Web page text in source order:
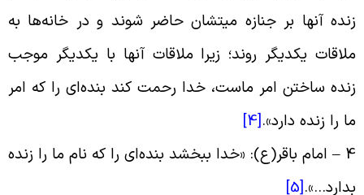
آنها بر جنازه میتشان حاضر شوند و در خانه‌ها به
یکدیگر روند؛ زیرا ملاقات آنها با یکدیگر موجب
ساختن امر ماست، خدا رحمت کند بنده‌اى را که امر
را زنده دارد».
[4]
امام باقر(ع): «خدا ببخشد بنده‌ای را که نام ما را زنده
…».
[5]